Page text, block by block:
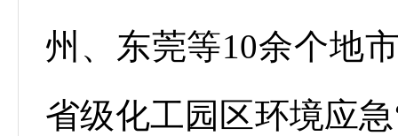
州、东莞等10余个地
省级化工园区环境应